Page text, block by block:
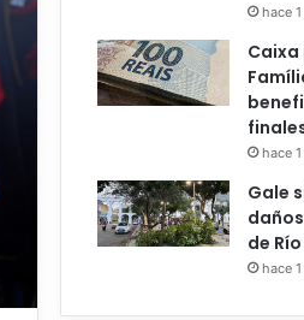
hace
Caixa
hace
Gale
de
hace